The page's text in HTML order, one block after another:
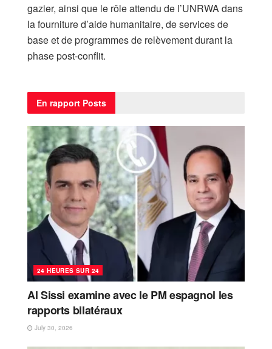
gazier, ainsi que le rôle attendu de l’UNRWA dans
la fourniture d’aide humanitaire, de services de
base et de programmes de relèvement durant la
phase post-conflit.
En rapport Posts
24 HEURES SUR 24
Al Sissi examine avec le PM espagnol les
rapports bilatéraux
July 30, 2026